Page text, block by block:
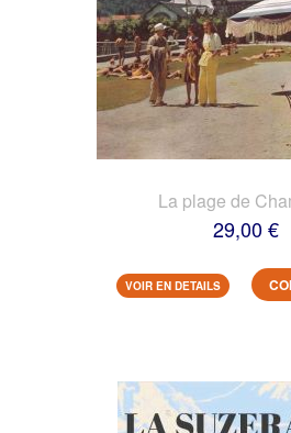
La plage de
29,00 €
VOIR EN DETAILS